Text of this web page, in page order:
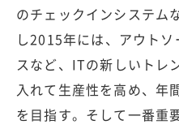
のチェックインシステム
し2015年には、アウト
スなど、ITの新しいトレ
入れて生産性を高め、年
を目指す。そして一番重